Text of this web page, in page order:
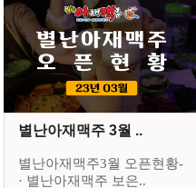
별난아재맥주 3월 ..
별난아재맥주3월 오픈현황-
· 별난아재맥주 보은..